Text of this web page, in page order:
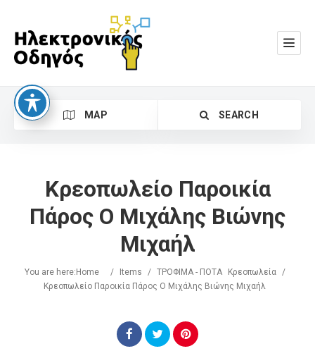
MAP SEARCH
Search
Κρεοπωλείο Παροικία
Πάρος Ο Μιχάλης Βιώνης
Μιχαήλ
You are here: Home / Items / ΤΡΟΦΙΜΑ - ΠΟΤΑ Κρεοπωλεία
/
Κρεοπωλείο Παροικία Πάρος Ο Μιχάλης Βιώνης Μιχαήλ